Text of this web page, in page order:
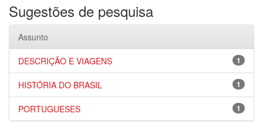
Sugestões de pesquisa
Assunto
1
DESCRIÇÃO E VIAGENS
1
HISTÓRIA DO BRASIL
1
PORTUGUESES